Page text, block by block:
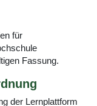
für
Fassung.
der Lernplattform